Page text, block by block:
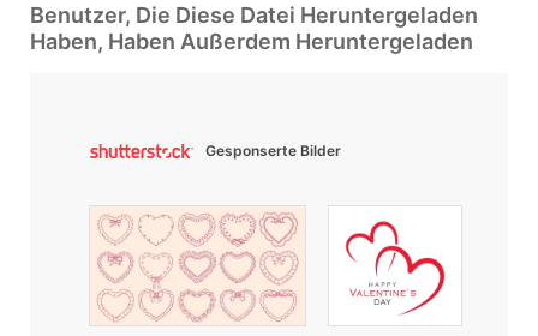
Benutzer, Die Diese Datei Heruntergeladen
Haben, Haben Außerdem Heruntergeladen
Gesponserte Bilder